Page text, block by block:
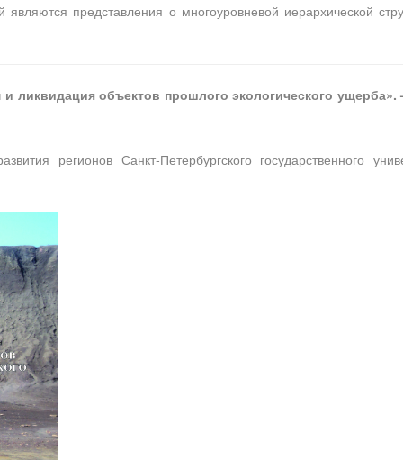
являются представления о многоуровневой иерархической
ликвидация объектов прошлого экологического
регионов Санкт-Петербургского государственного